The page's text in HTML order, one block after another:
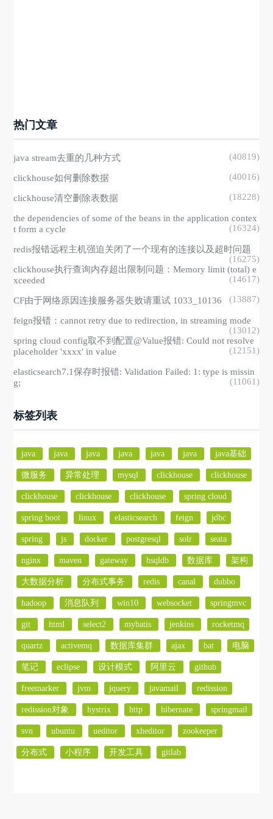
热门文章
java stream去重的几种方式 (40819)
clickhouse如何删除数据 (40016)
clickhouse清空删除表数据 (18228)
the dependencies of some of the beans in the application contex
t form a cycle
(16324)
redis报错远程主机强迫关闭了一个现有的连接以及超时问题
(16275)
clickhouse执行查询内存超出限制问题：Memory limit (total) e
xceeded
(14617)
CF由于网络原因连接服务器失败请重试 1033_10136 (13887)
feign报错：cannot retry due to redirection, in streaming mode
(13012)
spring cloud config取不到配置@Value报错: Could not resolve
placeholder 'xxxx' in value
(12151)
elasticsearch7.1保存时报错: Validation Failed: 1: type is missin
g;
(11061)
标签列表
java java java java java java java基础
微服务 异常处理 mysql clickhouse clickhouse
clickhouse clickhouse clickhouse spring cloud
spring boot linux elasticsearch feign jdbc
spring js docker postgresql solr seata
nginx maven gateway hsqldb 数据库 架构
大数据分析 分布式事务 redis canal dubbo
hadoop 消息队列 win10 websocket springmvc
git html select2 mybatis jenkins rocketmq
quartz activemq 数据库集群 ajax bat 电脑
笔记 eclipse 设计模式 阿里云 github
freemarker jvm jquery javamail redission
redission对象 hystrix http hibernate springmail
svn ubuntu ueditor xheditor zookeeper
分布式 小程序 开发工具 gitlab